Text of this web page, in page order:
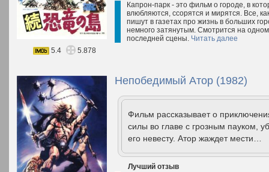
Капрон-парк - это фильм о городе, в
влюбляются, ссорятся и мирятся. Все,
пишут в газетах про жизнь в больших
немного затянутым. Смотрится на
последней сцены. Читать далее
5.4
5.878
Непобедимый Атор (1982)
Фильм рассказывает о
силы во главе с грозным пауком,
его невесту. Атор жаждет мести…
Лучший отзыв